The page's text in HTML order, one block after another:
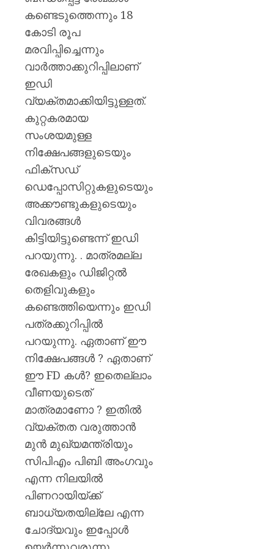
കണ്ടെടുത്തെന്നും 18
കോടി രൂപ
മരവിപ്പിച്ചെന്നും
വാര്‍ത്താക്കുറിപ്പിലാണ്
ഇഡി
വ്യക്തമാക്കിയിട്ടുള്ളത്.
കുറ്റകരമായ
സംശയമുള്ള
നിക്ഷേപങ്ങളുടെയും
ഫിക്‌സഡ്
ഡെപ്പോസിറ്റുകളുടെയും
അക്കൗണ്ടുകളുടെയും
വിവരങ്ങൾ
കിട്ടിയിട്ടുണ്ടെന്ന് ഇഡി
പറയുന്നു. . മാത്രമല്ല
രേഖകളും ഡിജിറ്റൽ
തെളിവുകളും
കണ്ടെത്തിയെന്നും ഇഡി
പത്രക്കുറിപ്പിൽ
പറയുന്നു. ഏതാണ് ഈ
നിക്ഷേപങ്ങൾ ? ഏതാണ്
ഈ FD കൾ? ഇതെല്ലാം
വീണയുടെത്
മാത്രമാണോ ? ഇതിൽ
വ്യക്തത വരുത്താൻ
മുന്‍ മുഖ്യമന്ത്രിയും
സിപിഎം പിബി അംഗവും
എന്ന നിലയില്‍
പിണറായിയ്ക്ക്
ബാധ്യതയില്ലേ എന്ന
ചോദ്യവും ഇപ്പോള്‍